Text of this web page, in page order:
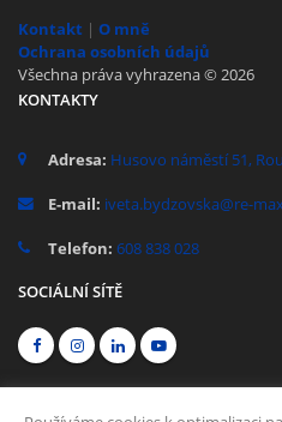
Kontakt | O mně
Ochrana osobních údajů
Všechna práva vyhrazena © 2026
KONTAKTY
Adresa: Husovo náměstí 51,
E-mail: iveta.bydzovska@re-
Telefon: 608 838 028
SOCIÁLNÍ SÍTĚ